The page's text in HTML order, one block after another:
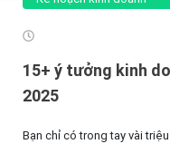
15+ ý tưởng kinh
2025
Bạn chỉ có trong tay vài